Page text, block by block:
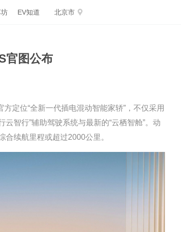
EV知道 北京市
官图公布
定位“全新一代插电混动智能家轿”，不仅采用
智行”辅助驾驶系统与最新的“云栖智舱”。动
续航里程或超过2000公里。